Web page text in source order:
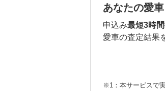
あなたの愛
申込み最短3時
愛車の査定結果
※1：本サービスで